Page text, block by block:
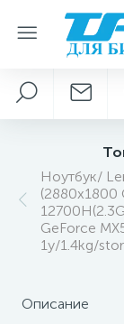
Ноутбук/
(2880x1800
GeForce
1y/1.4kg/
Описание